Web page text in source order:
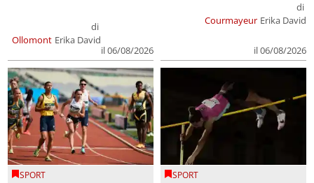
Ollomont
di
Erika David
il 06/08/2026
Courmayeur
di
Erika David
il 06/08/2026
SPORT SPORT